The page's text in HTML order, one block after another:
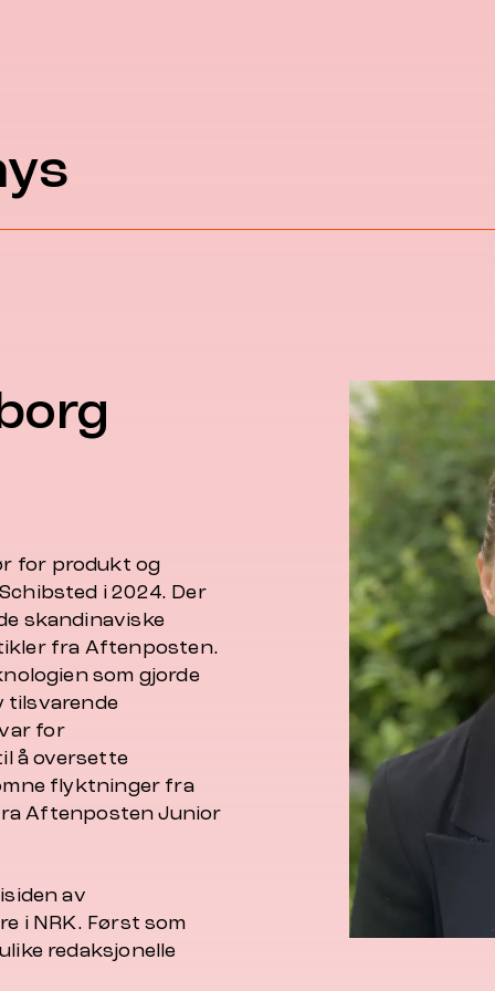
for produkt og
i 2024. Der
skandinaviske
fra Aftenposten.
som gjorde
tilsvarende
for
å oversette
flyktninger fra
Aftenposten Junior
av
i NRK. Først som
redaksjonelle